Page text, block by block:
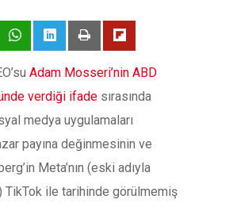
Adam Mosseri’nin ABD
verdiği ifade sırasında
medya uygulamaları
payına değinmesinin ve
Meta’nın (eski adıyla
TikTok ile tarihinde görülmemiş